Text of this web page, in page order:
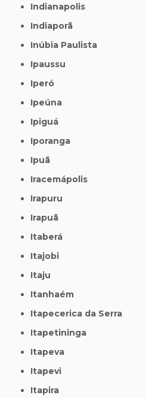
Indianapolis
Indiaporã
Inúbia Paulista
Ipaussu
Iperó
Ipeúna
Ipiguá
Iporanga
Ipuã
Iracemápolis
Irapuru
Irapuã
Itaberá
Itajobi
Itaju
Itanhaém
Itapecerica da Serra
Itapetininga
Itapeva
Itapevi
Itapira